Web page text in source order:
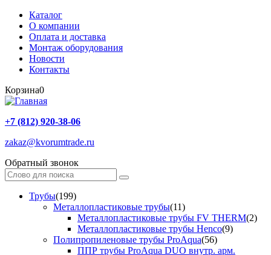
Каталог
О компании
Оплата и доставка
Монтаж оборудования
Новости
Контакты
Корзина0
+7 (812) 920-38-06
zakaz@kvorumtrade.ru
Обратный звонок
Трубы(199)
Металлопластиковые трубы(11)
Металлопластиковые трубы FV THERM(2)
Металлопластиковые трубы Henco(9)
Полипропиленовые трубы ProAqua(56)
ППР трубы ProAqua DUO внутр. арм.